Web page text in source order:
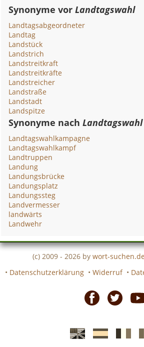
Synonyme vorLandtagswahl
Landtagsabgeordneter
Landtag
Landstück
Landstrich
Landstreitkraft
Landstreitkräfte
Landstreicher
Landstraße
Landstadt
Landspitze
Synonyme nachLandtagswahl
Landtagswahlkampagne
Landtagswahlkampf
Landtruppen
Landung
Landungsbrücke
Landungsplatz
Landungssteg
Landvermesser
landwärts
Landwehr
(c) 2009 - 2026 by wort-suchen.de
• Datenschutzerklärung • Widerruf •